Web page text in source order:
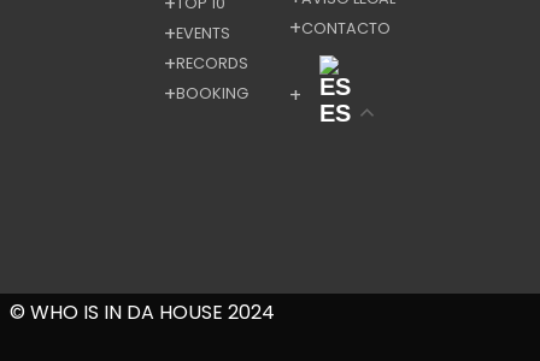
EVENTS
RECORDS
BOOKING
CONTACTO
ES
© WHO IS IN DA HOUSE 2024